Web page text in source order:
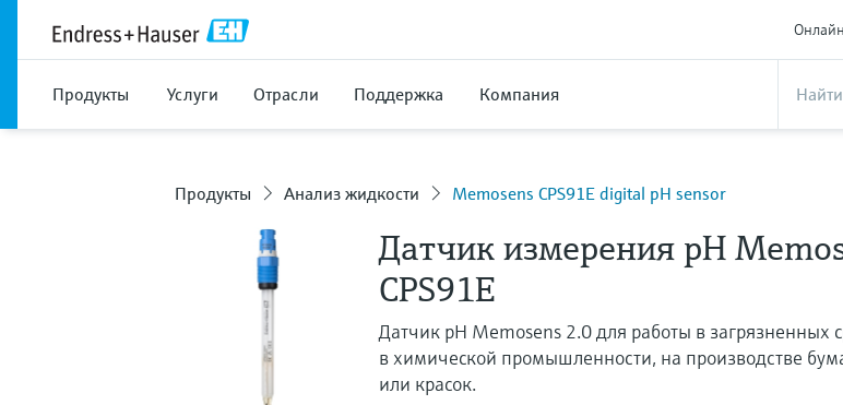
Продукты Услуги Отрасли Поддержка Компания
Продукты Анализ жидкости Memosens CPS91E digital pH sensor
Датчик измерения pH
CPS91E
Датчик pH Memosens 2.0 для работы в загрязненных
в химической промышленности, на производстве
или красок.